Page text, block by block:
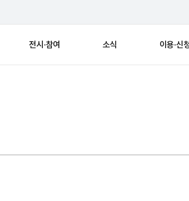
전시·참여 소식 이용·신